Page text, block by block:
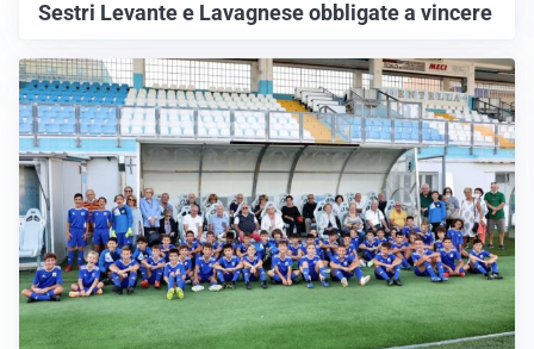
Sestri Levante e Lavagnese obbligate a vincere